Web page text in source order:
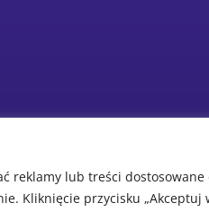
reklamy lub treści dostosowane
Kliknięcie przycisku „Akceptuj